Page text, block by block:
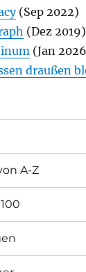
(Sep 2022)
(Dez 2019)
(Jan
draußen
A-Z